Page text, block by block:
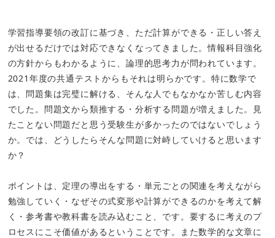
学習指導要領の改訂に基づき、ただ計算ができる・正しい答え
が出せるだけでは対応できなくなってきました。情報科目強化
の方針からもわかるように、論理的思考力が問われています。
2021年度の共通テストからもそれは明らかです。特に数学で
は、問題集は完璧に解ける、そんな人でもなかなか苦しむ内容
でした。問題文から類推する・分析する問題が増えました。見
たことない問題だと思う受験生が多かったのではないでしょう
か。では、どうしたらそんな問題に対峙していけると思います
か？
ポイントは、定理の導出をする・単元ごとの関連を考えながら
勉強していく・なぜその式変形や計算ができるのかを考えて解
く・参考書や教科書を読み込むこと、です。要するに考えのプ
ロセスにこそ価値があるということです。また数学的な文章に